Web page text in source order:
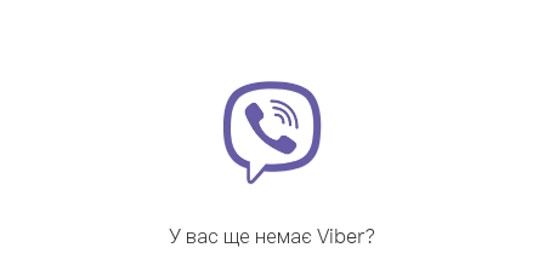
У вас ще немає Viber?